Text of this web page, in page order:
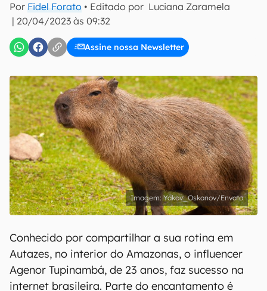
Por Fidel Forato • Editado por Luciana Zaramela
| 20/04/2023 às 09:32
Assine nossa Newsletter
inscreva-se
Confirmo que li, aceito e concordo com os Termos de
Uso e Política de Privacidade do Canaltech.
Yakov_Oskanov/Envato
Conhecido por compartilhar a sua rotina em
Autazes, no interior do Amazonas, o influencer
Agenor Tupinambá, de 23 anos, faz sucesso na
internet brasileira. Parte do encantamento é